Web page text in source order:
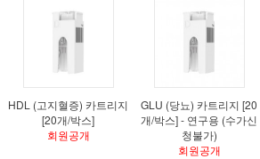
HDL (고지혈증) 카트리지
[20개/박스]
회원공개
GLU (당뇨) 카트리지 [20
개/박스] - 연구용 (수가신
청불가)
회원공개